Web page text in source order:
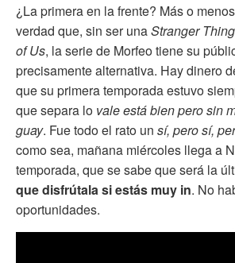
¿La primera en la frente? Más o
verdad que, sin ser unaStranger
of Us, la serie de Morfeo tiene su
precisamente alternativa. Hay dinero
que su primera temporada estuvo
que separa lo vale está bien pero sin
guay. Fue todo el rato un sí, pero sí,
como sea, mañana miércoles llega a
temporada, que se sabe que será la
que disfrútala si estás muy in. No
oportunidades.